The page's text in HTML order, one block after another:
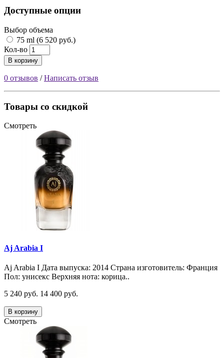
Доступные опции
Выбор объема
75 ml (6 520 руб.)
Кол-во
В корзину
0 отзывов /Написать отзыв
Товары со скидкой
Смотреть
Aj Arabia I
Aj Arabia I Дата выпуска: 2014 Страна изготовитель: Франция
Пол: унисекс Верхняя нота: корица..
5 240 руб. 14 400 руб.
В корзину
Смотреть